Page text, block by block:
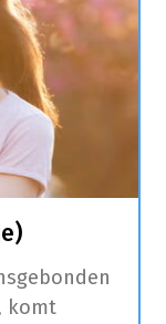
komt